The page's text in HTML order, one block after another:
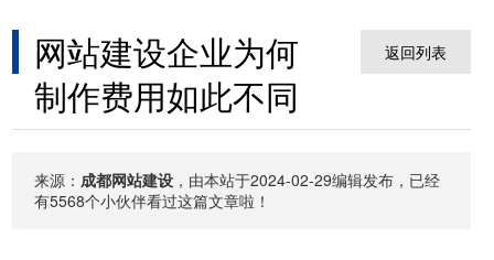
网站建设企业为何
制作费用如此不同
返回列表
来源：成都网站建设 ，由本站于2024-02-29编辑发布，已经
有5568个小伙伴看过这篇文章啦！